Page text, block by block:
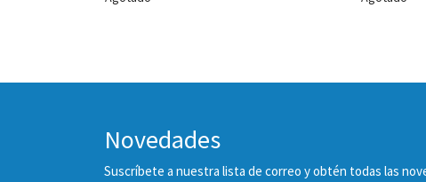
Novedades
Suscríbete a nuestra lista de correo y obtén todas las